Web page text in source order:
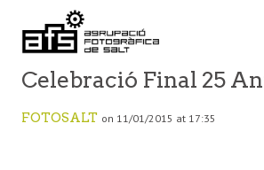
Celebració Final 25
FOTOSALT on 11/01/2015 at 17:35